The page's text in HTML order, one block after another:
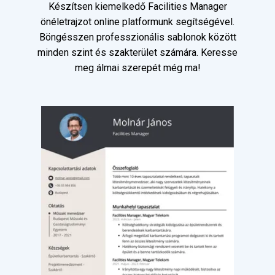
Készítsen kiemelkedő Facilities Manager
önéletrajzot online platformunk segítségével.
Böngésszen professzionális sablonok között
minden szint és szakterület számára. Keresse
meg álmai szerepét még ma!